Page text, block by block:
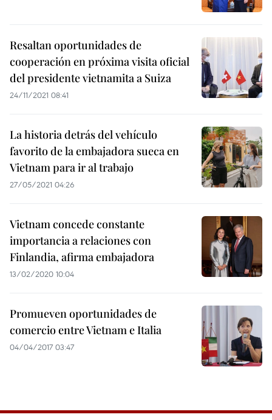
Resaltan oportunidades de
cooperación en próxima visita oficial
del presidente vietnamita a Suiza
24/11/2021 08:41
La historia detrás del vehículo
favorito de la embajadora sueca en
Vietnam para ir al trabajo
27/05/2021 04:26
Vietnam concede constante
importancia a relaciones con
Finlandia, afirma embajadora
13/02/2020 10:04
Promueven oportunidades de
comercio entre Vietnam e Italia
04/04/2017 03:47